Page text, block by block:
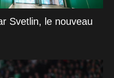
Svetlin, le nouveau